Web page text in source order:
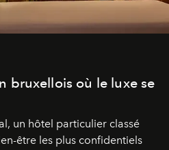
bruxellois où le luxe se
un hôtel particulier classé
être les plus confidentiels